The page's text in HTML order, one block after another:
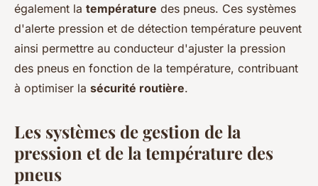
également la température des pneus. Ces systèmes
d'alerte pression et de détection température peuvent
ainsi permettre au conducteur d'ajuster la pression
des pneus en fonction de la température, contribuant
à optimiser la sécurité routière.
Les systèmes de gestion de la
pression et de la température des
pneus